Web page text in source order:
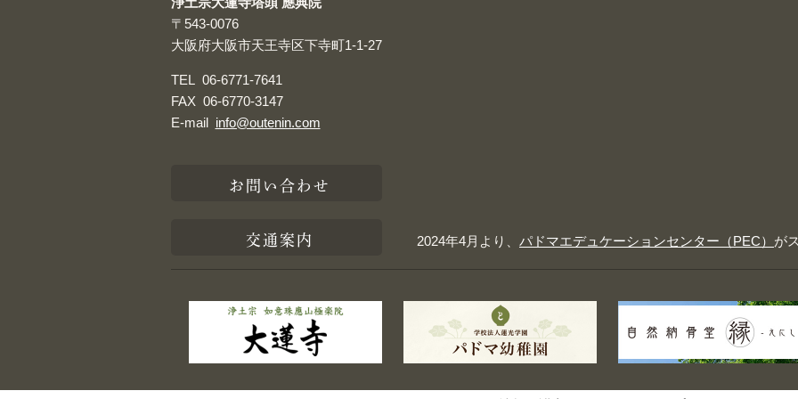
〒543-0076
大阪府大阪市天王寺区下寺町1-1-27
TEL 06-6771-7641
FAX 06-6770-3147
E-mail info@outenin.com
お問い合わせ
交通案内 2024年4月より、 パドマエデュケーションセンター（PEC） が